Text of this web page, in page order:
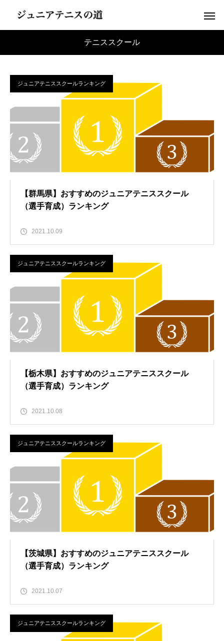
テニススクール
ジュニアテニススクールランキング
【群馬県】おすすめのジュニアテニススクール
（選手育成）ランキング
2021.10.09
ジュニアテニススクールランキング
【栃木県】おすすめのジュニアテニススクール
（選手育成）ランキング
2021.10.08
ジュニアテニススクールランキング
【茨城県】おすすめのジュニアテニススクール
（選手育成）ランキング
2021.10.07
ジュニアテニススクールランキング